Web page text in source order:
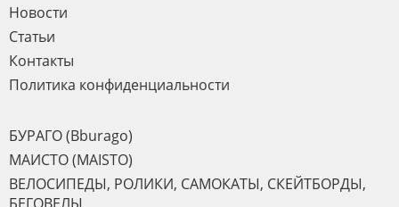
Новости
Статьи
Контакты
Политика конфиденциальности
БУРАГО (Bburago)
МАИСТО (MAISTO)
ВЕЛОСИПЕДЫ, РОЛИКИ, САМОКАТЫ, СКЕЙТБОРДЫ,